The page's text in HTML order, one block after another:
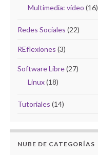
Multimedia: vídeo (16)
Redes Sociales (22)
REflexiones (3)
Software Libre(27)
Linux(18)
Tutoriales (14)
NUBE DE CATEGORÍAS